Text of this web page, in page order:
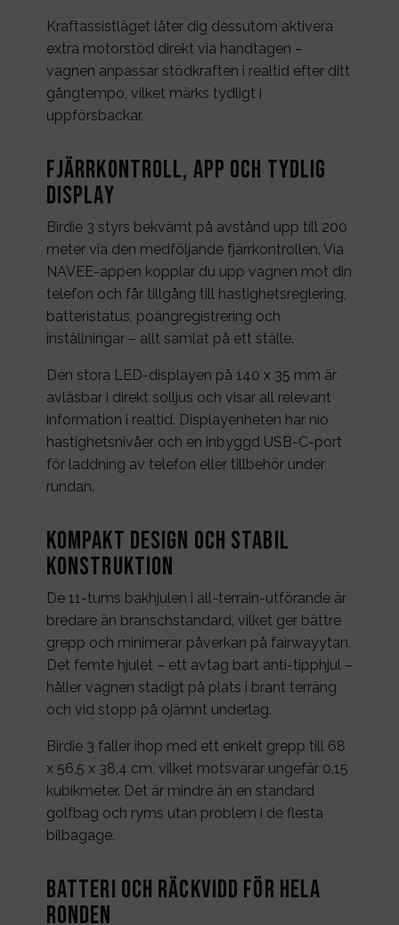
Kraftassistläget låter dig dessutom aktivera
extra motorstöd direkt via handtagen –
vagnen anpassar stödkraften i realtid efter ditt
gångtempo, vilket märks tydligt i
uppförsbackar.
Fjärrkontroll, app och tydlig
display
Birdie 3 styrs bekvämt på avstånd upp till 200
meter via den medföljande fjärrkontrollen. Via
NAVEE-appen kopplar du upp vagnen mot din
telefon och får tillgång till hastighetsreglering,
batteristatus, poängregistrering och
inställningar – allt samlat på ett ställe.
Den stora LED-displayen på 140 x 35 mm är
avläsbar i direkt solljus och visar all relevant
information i realtid. Displayenheten har nio
hastighetsnivåer och en inbyggd USB-C-port
för laddning av telefon eller tillbehör under
rundan.
Kompakt design och stabil
konstruktion
De 11-tums bakhjulen i all-terrain-utförande är
bredare än branschstandard, vilket ger bättre
grepp och minimerar påverkan på fairwayytan.
Det femte hjulet – ett avtag bart anti-tipphjul –
håller vagnen stadigt på plats i brant terräng
och vid stopp på ojämnt underlag.
Birdie 3 faller ihop med ett enkelt grepp till 68
x 56,5 x 38,4 cm, vilket motsvarar ungefär 0,15
kubikmeter. Det är mindre än en standard
golfbag och ryms utan problem i de flesta
bilbagage.
Batteri och räckvidd för hela
ronden